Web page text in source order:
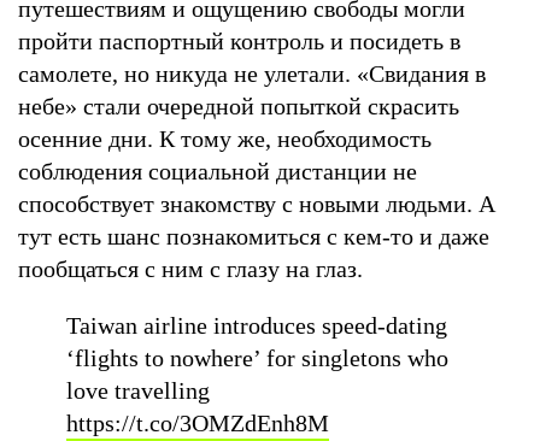
путешествиям и ощущению свободы могли
пройти паспортный контроль и посидеть в
самолете, но никуда не улетали. «Свидания в
небе» стали очередной попыткой скрасить
осенние дни. К тому же, необходимость
соблюдения социальной дистанции не
способствует знакомству с новыми людьми. А
тут есть шанс познакомиться с кем-то и даже
пообщаться с ним с глазу на глаз.
Taiwan airline introduces speed-dating
‘flights to nowhere’ for singletons who
love travelling
https://t.co/3OMZdEnh8M